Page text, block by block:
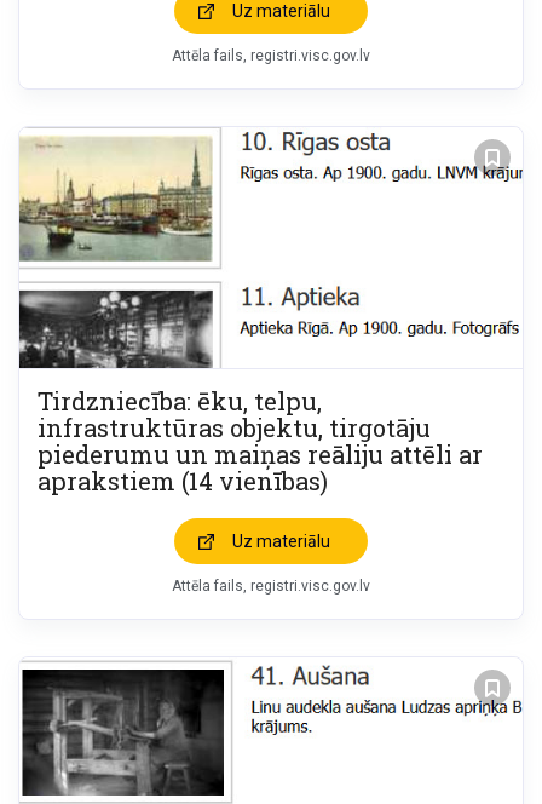
Uz materiālu
Attēla fails registri.visc.gov.lv
Tirdzniecība: ēku, telpu,
infrastruktūras objektu, tirgotāju
piederumu un maiņas reāliju attēli ar
aprakstiem (14 vienības)
Uz materiālu
Attēla fails registri.visc.gov.lv